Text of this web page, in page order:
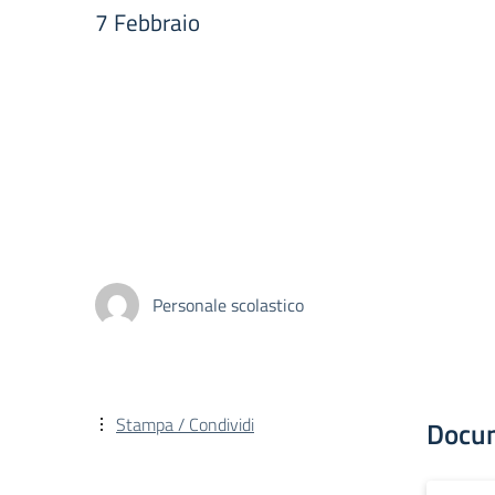
7 Febbraio
Personale scolastico
Stampa / Condividi